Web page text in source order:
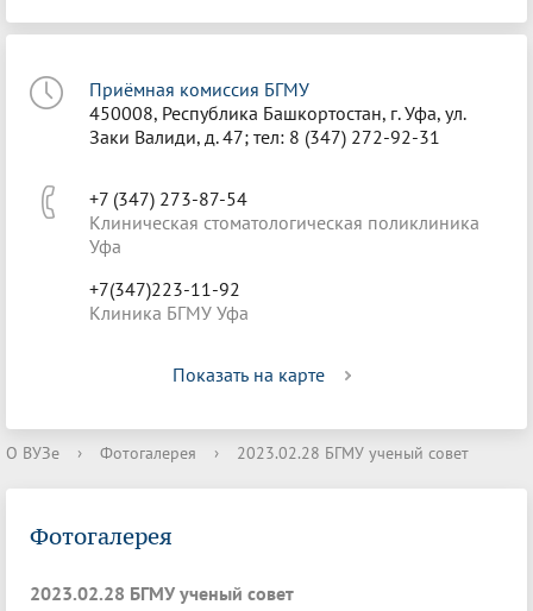
Приёмная комиссия БГМУ
450008, Республика Башкортостан, г. Уфа, ул.
Заки Валиди, д. 47; тел: 8 (347) 272-92-31
+7 (347) 273-87-54
Клиническая стоматологическая поликлиника
Уфа
+7(347)223-11-92
Клиника БГМУ Уфа
Показать на карте
О ВУЗе › Фотогалерея › 2023.02.28 БГМУ ученый совет
Фотогалерея
2023.02.28 БГМУ ученый совет